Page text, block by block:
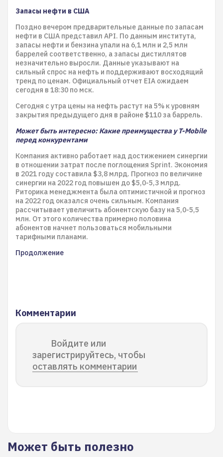
Запасы нефти в США
Поздно вечером предварительные данные по запасам
нефти в США представил API. По данным института,
запасы нефти и бензина упали на 6,1 млн и 2,5 млн
баррелей соответственно, а запасы дистиллятов
незначительно выросли. Данные указывают на
сильный спрос на нефть и поддерживают восходящий
тренд по ценам. Официальный отчет EIA ожидаем
сегодня в 18:30 по мск.
Сегодня с утра цены на нефть растут на 5% к уровням
закрытия предыдущего дня в районе $110 за баррель.
Может быть интересно: Какие преимущества у T-Mobile
перед конкурентами
Компания активно работает над достижением синергии
в отношении затрат после поглощения Sprint. Экономия
в 2021 году составила $3,8 млрд. Прогноз по величине
синергии на 2022 год повышен до $5,0-5,3 млрд.
Риторика менеджмента была оптимистичной и прогноз
на 2022 год оказался очень сильным. Компания
рассчитывает увеличить абонентскую базу на 5,0-5,5
млн. От этого количества примерно половина
абонентов начнет пользоваться мобильными
тарифными планами.
Продолжение
Комментарии
Войдите или
зарегистрируйтесь, чтобы
оставлять комментарии
Может быть полезно